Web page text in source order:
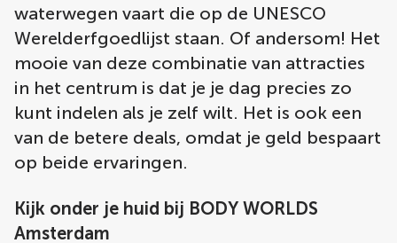
waterwegen vaart die op de UNESCO
Werelderfgoedlijst staan. Of andersom! Het
mooie van deze combinatie van attracties
in het centrum is dat je je dag precies zo
kunt indelen als je zelf wilt. Het is ook een
van de betere deals, omdat je geld bespaart
op beide ervaringen.
Kijk onder je huid bij BODY WORLDS
Amsterdam